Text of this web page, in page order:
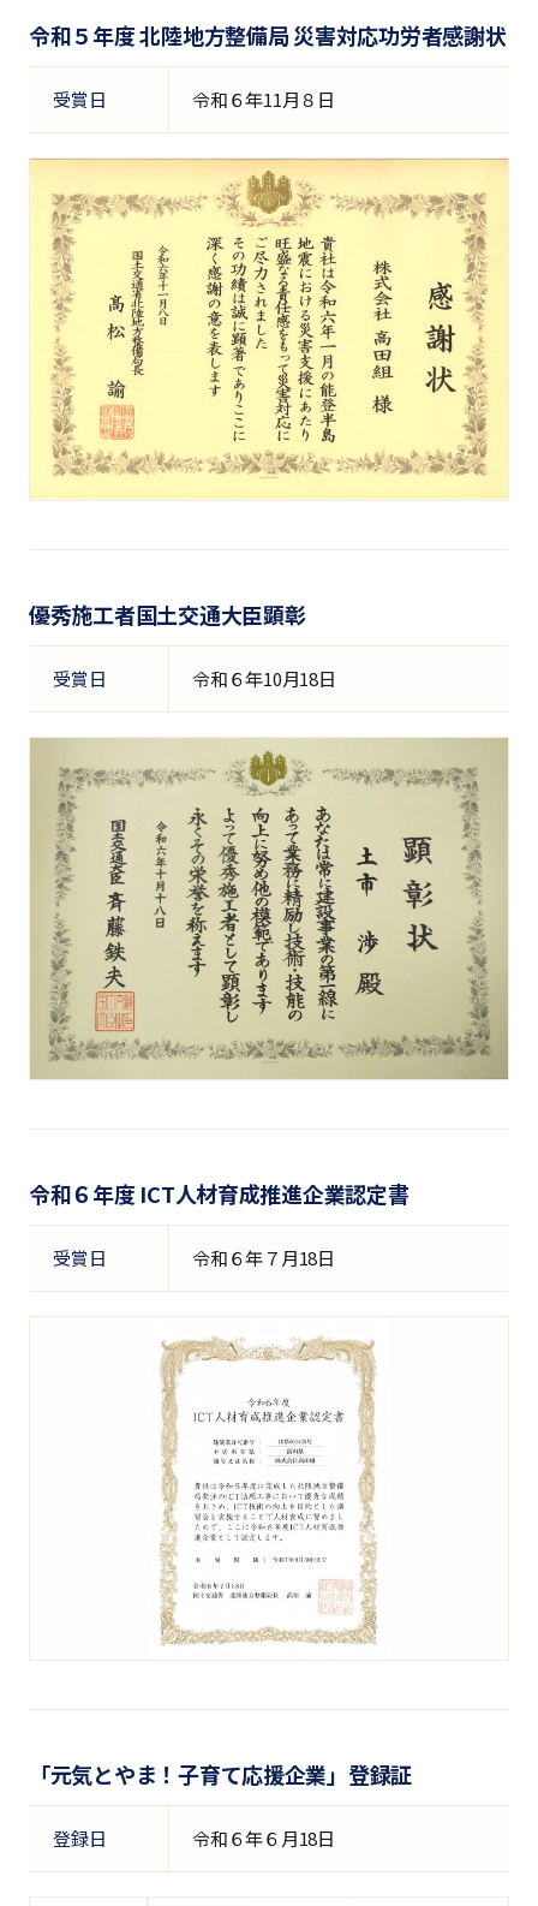
令和５年度 北陸地方整備局 災害対応功労者感謝状
受賞日 令和６年11月８日
優秀施工者国土交通大臣顕彰
受賞日 令和６年10月18日
令和６年度 ICT人材育成推進企業認定書
受賞日 令和６年７月18日
「元気とやま！子育て応援企業」登録証
登録日 令和６年６月18日